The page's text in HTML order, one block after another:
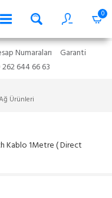
0
Numaraları
Garanti
262 644 66 63
Ürünleri
Kablo 1Metre ( Direct